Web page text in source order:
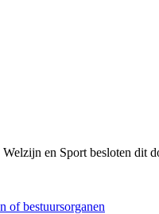
en Sport besloten dit
of bestuursorganen